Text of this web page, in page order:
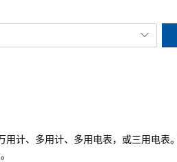
计、多用计、多用电表，或三用电表